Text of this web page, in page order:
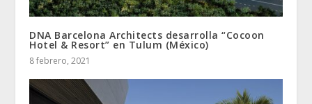
DNA Barcelona Architects desarrolla “Cocoon
Hotel & Resort” en Tulum (México)
8 febrero, 2021